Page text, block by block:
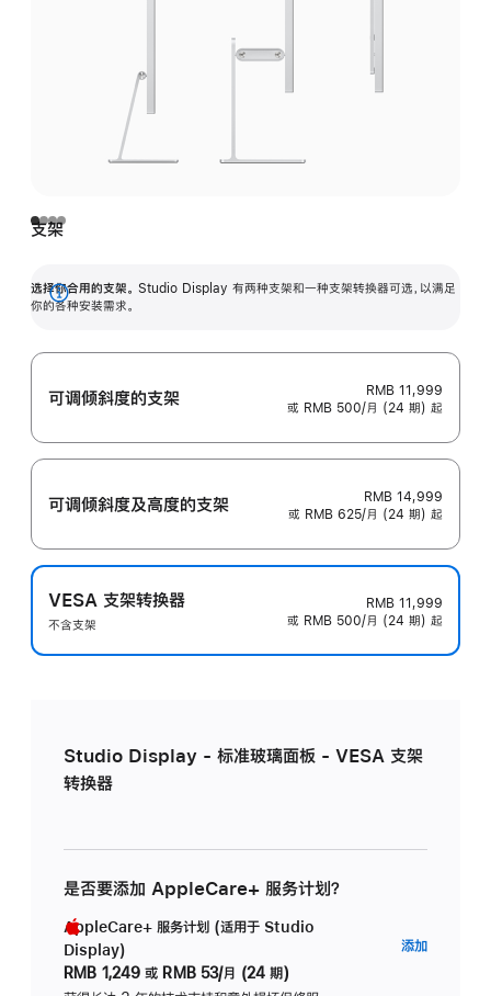
支架
选择你合用的支架。 Studio Display 有两种支架和一种支架转换器可选，以满足
你的各种安装需求。
展
可调倾斜度的支架
RMB 11,999
或 RMB 500/月 (24 期) 起
可调倾斜度及高‍度的支‍架
RMB 14,999
或 RMB 625/月 (24 期) 起
VESA 支架转换器
不含支架
RMB 11,999
或 RMB 500/月 (24 期) 起
Studio Display - 标准玻璃面板 - VESA 支架
转换器
是否要添加 AppleCare+ 服务计划？
AppleCare+ 服务计划 (适用于 Studio
Display)
RMB 1,249 或 RMB 53/月 (24 期)
添加